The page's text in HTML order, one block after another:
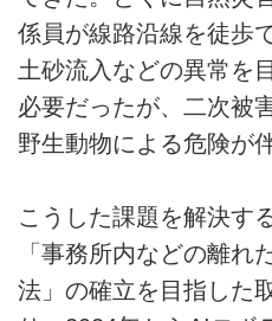
広告掲載につ
係員が線路沿線を徒歩
土砂流入などの異常を
必要だったが、二次被
野生動物による危険が
こうした課題を解決す
「事務所内などの離れ
法」の確立を目指した